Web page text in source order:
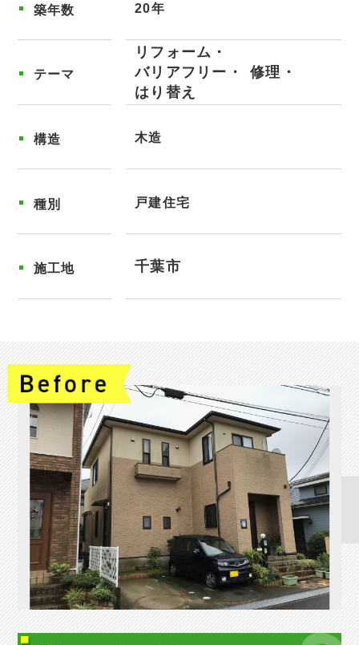
築年数 20年
テーマ
リフォーム
バリアフリー
修理
はり替え
構造 木造
種別 戸建住宅
施工地 千葉市